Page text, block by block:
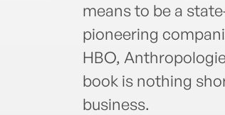
means to be a
pioneering
HBO,
book is nothing
business.